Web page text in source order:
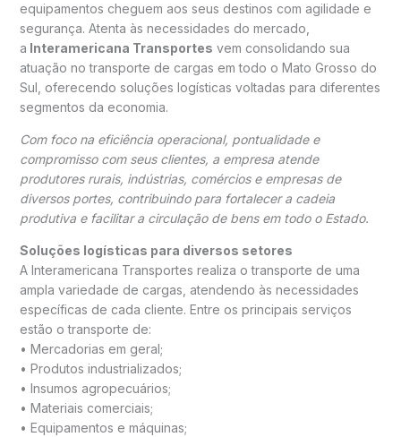
equipamentos cheguem aos seus destinos com agilidade e
segurança. Atenta às necessidades do mercado,
a Interamericana Transportes vem consolidando sua
atuação no transporte de cargas em todo o Mato Grosso do
Sul, oferecendo soluções logísticas voltadas para diferentes
segmentos da economia.
Com foco na eficiência operacional, pontualidade e
compromisso com seus clientes, a empresa atende
produtores rurais, indústrias, comércios e empresas de
diversos portes, contribuindo para fortalecer a cadeia
produtiva e facilitar a circulação de bens em todo o Estado.
Soluções logísticas para diversos setores
A Interamericana Transportes realiza o transporte de uma
ampla variedade de cargas, atendendo às necessidades
específicas de cada cliente. Entre os principais serviços
estão o transporte de:
• Mercadorias em geral;
• Produtos industrializados;
• Insumos agropecuários;
• Materiais comerciais;
• Equipamentos e máquinas;